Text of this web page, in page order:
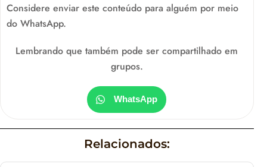
Considere enviar este conteúdo para alguém por meio
do WhatsApp.
Lembrando que também pode ser compartilhado em
grupos.
WhatsApp
Relacionados: